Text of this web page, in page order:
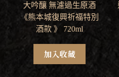
大吟釀 無濾過生原酒
《熊本城復興祈福特別
酒款 》 720ml
加入收藏